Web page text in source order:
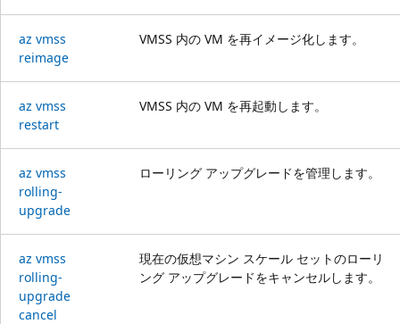
az vmss
reimage
VMSS 内の VM を再イメージ化します。
az vmss
restart
VMSS 内の VM を再起動します。
az vmss
rolling-
upgrade
ローリング アップグレードを管理します。
az vmss
rolling-
upgrade
cancel
現在の仮想マシン スケール セットのローリ
ング アップグレードをキャンセルします。